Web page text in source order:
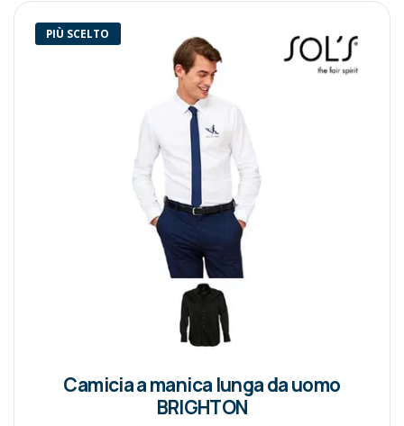
PIÙ SCELTO
Camicia a manica lunga da uomo
BRIGHTON